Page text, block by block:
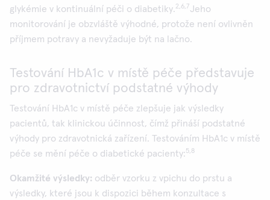
glykémie v kontinuální péči o diabetiky.2,6,7Jeho
monitorování je obzvláště výhodné, protože není ovlivněn
příjmem potravy a nevyžaduje být na lačno.
Testování HbA1c v místě péče představuje
pro zdravotnictví podstatné výhody
Testování HbA1c v místě péče zlepšuje jak výsledky
pacientů, tak klinickou účinnost, čímž přináší podstatné
výhody pro zdravotnická zařízení. Testováním HbA1c v místě
péče se mění péče o diabetické pacienty:5,8
Okamžité výsledky: odběr vzorku z vpichu do prstu a
výsledky, které jsou k dispozici během konzultace s